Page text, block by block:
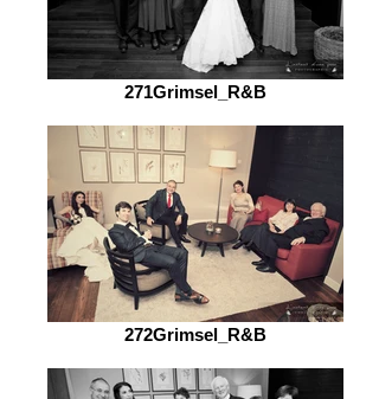
271Grimsel_R&B
272Grimsel_R&B